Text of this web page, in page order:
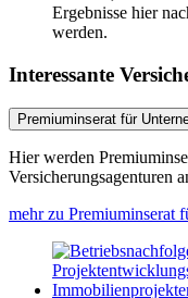
Ergebnisse hier
werden.
Interessante
Premiuminserat für
Hier werden
Versicherungsagenturen
mehr zu Premiuminserat